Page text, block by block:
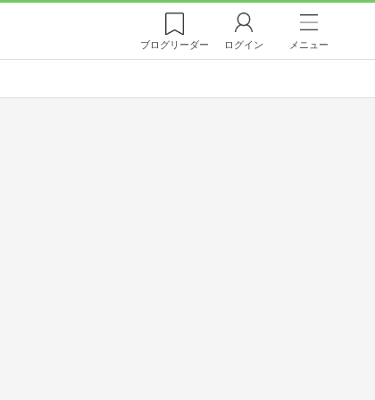
ブログリーダー ログイン メニュー